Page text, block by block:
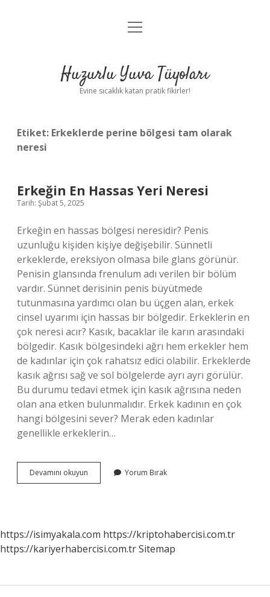
Anasayfa
Yasal Uyarı
menüyü
Huzurlu Yuva Tüyoları
Evine sıcaklık katan pratik fikirler!
Etiket: Erkeklerde perine bölgesi tam olarak
neresi
Erkeğin En Hassas Yeri Neresi
Tarih: Şubat 5, 2025
Erkeğin en hassas bölgesi neresidir? Penis
uzunluğu kişiden kişiye değişebilir. Sünnetli
erkeklerde, ereksiyon olmasa bile glans görünür.
Penisin glansında frenulum adı verilen bir bölüm
vardır. Sünnet derisinin penis büyütmede
tutunmasına yardımcı olan bu üçgen alan, erkek
cinsel uyarımı için hassas bir bölgedir. Erkeklerin en
çok neresi acır? Kasık, bacaklar ile karın arasındaki
bölgedir. Kasık bölgesindeki ağrı hem erkekler hem
de kadınlar için çok rahatsız edici olabilir. Erkeklerde
kasık ağrısı sağ ve sol bölgelerde ayrı ayrı görülür.
Bu durumu tedavi etmek için kasık ağrısına neden
olan ana etken bulunmalıdır. Erkek kadının en çok
hangi bölgesini sever? Merak eden kadınlar
genellikle erkeklerin…
Devamını okuyun
En
Yorum Bırak
https://isimyakala.com https://kriptohabercisi.com.tr
https://kariyerhabercisi.com.trSitemap